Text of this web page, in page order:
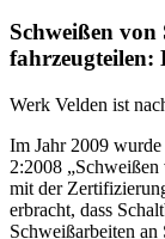
Schweißen von
fahrzeugteilen:
Werk Velden ist
Im Jahr 2009
2:2008
mit der
erbracht, dass
Schweißarbeiten